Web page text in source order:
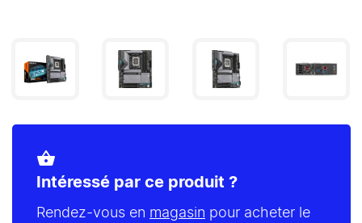
shopping_basket
Intéressé par ce produit ?
Rendez-vous en magasin pour acheter le